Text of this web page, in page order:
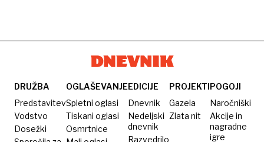
DRUŽBA
Predstavitev
Vodstvo
Dosežki
OGLAŠEVANJE
Spletni oglasi
Tiskani oglasi
Osmrtnice
EDICIJE
Dnevnik
Nedeljski
dnevnik
Razvedrilo
PROJEKTI
Gazela
Zlata nit
POGOJI
Naročniški
Akcije in
nagradne
igre